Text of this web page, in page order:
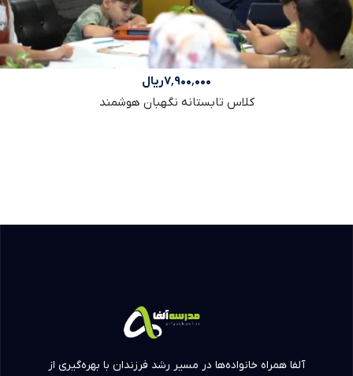
۷٬۹۰۰٬۰۰۰ریال
کلاس تابستانه نگهبان هوشمند
آلفا همراه خانواده‌ها در مسیر رشد فرزندان با بهره‌گیری از